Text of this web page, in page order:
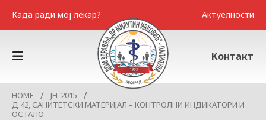
Када ради мој лекар? Актуелности
Контакт
HOME
ЈН-2015
Д 42, САНИТЕТСКИ МАТЕРИЈАЛ – КОНТРОЛНИ ИНДИКАТОРИ И
ОСТАЛО